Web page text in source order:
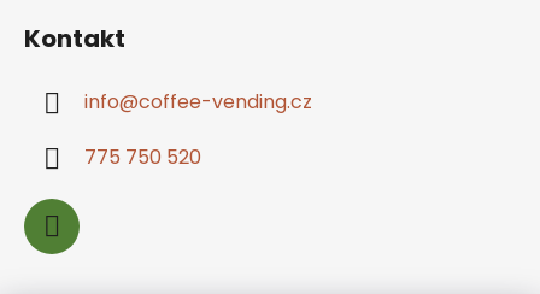
Kontakt
info@coffee-vending.cz
775 750 520